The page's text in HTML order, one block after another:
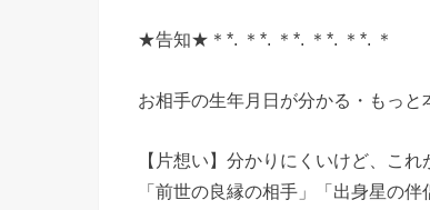
★告知★＊*. ＊*. ＊*. ＊*. ＊*. ＊
お相手の生年月日が分かる・もっ
【片想い】分かりにくいけど、こ
「前世の良縁の相手」「出身星の